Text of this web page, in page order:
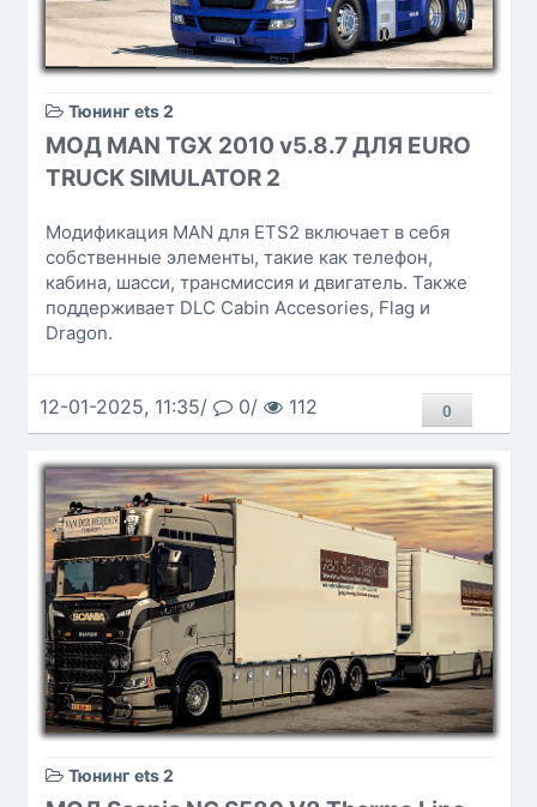
Тюнинг ets 2
МОД MAN TGX 2010 v5.8.7 ДЛЯ EURO
TRUCK SIMULATOR 2
Модификация MAN для ETS2 включает в себя
собственные элементы, такие как телефон,
кабина, шасси, трансмиссия и двигатель. Также
поддерживает DLC Cabin Accesories, Flag и
Dragon.
12-01-2025, 11:35/ 0/ 112 0
Тюнинг ets 2